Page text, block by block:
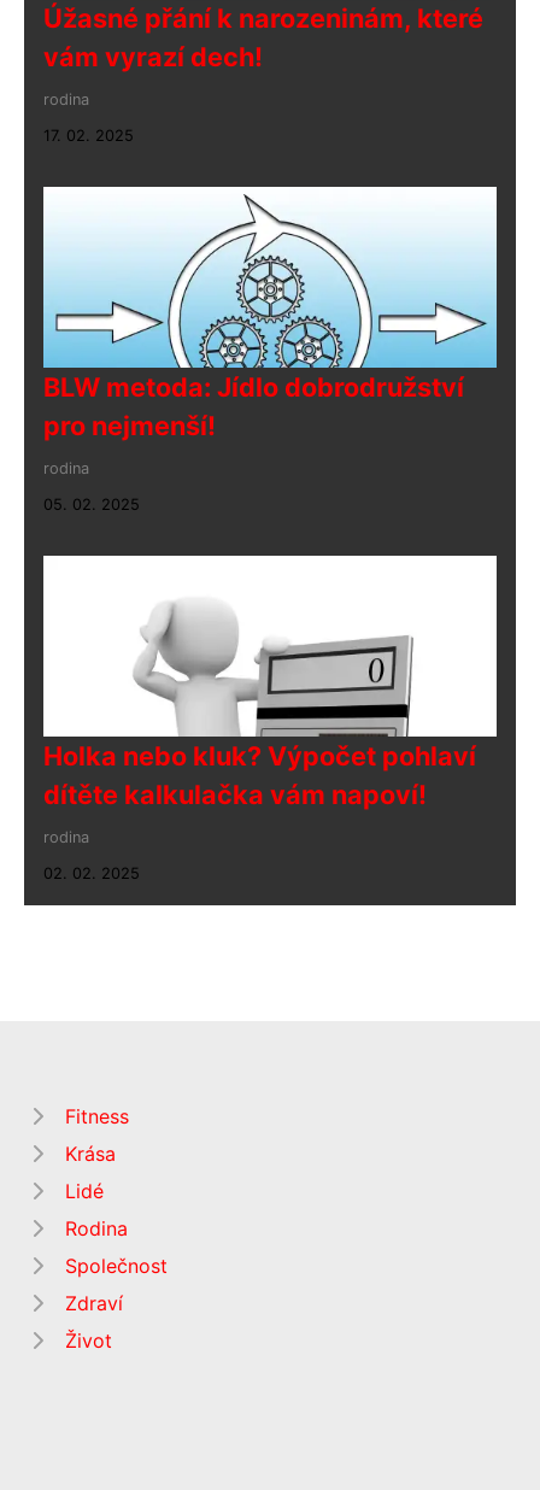
Úžasné přání k narozeninám, které
vám vyrazí dech!
rodina
17. 02. 2025
BLW metoda: Jídlo dobrodružství
pro nejmenší!
rodina
05. 02. 2025
Holka nebo kluk? Výpočet pohlaví
dítěte kalkulačka vám napoví!
rodina
02. 02. 2025
Fitness
Krása
Lidé
Rodina
Společnost
Zdraví
Život